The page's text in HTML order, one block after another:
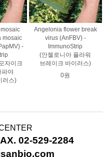
mosaic
-
자이크
파야
러스)
Angelonia flower break
virus (AnFBV) -
ImmunoStrip
(안젤로니아 플라워
브레이크 바이러스)
0원
02-529-2284